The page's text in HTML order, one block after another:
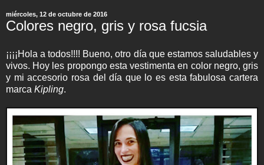
miércoles, 12 de octubre de 2016
Colores negro, gris y rosa fucsia
¡¡¡¡Hola a todos!!!! Bueno, otro día que estamos saludables y
vivos. Hoy les propongo esta vestimenta en color negro, gris
y mi accesorio rosa del día que lo es esta fabulosa cartera
marca Kipling.